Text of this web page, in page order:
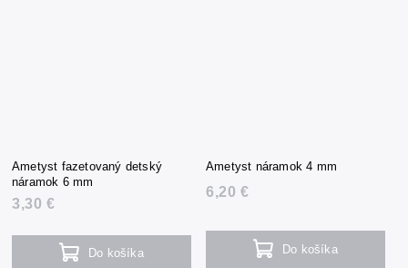
Ametyst fazetovaný detský
náramok 6 mm
3,30 €
Do košíka
Ametyst náramok 4 mm
6,20 €
Do košíka